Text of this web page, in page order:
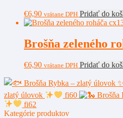
€6,90 vrátane DPH Pridať do
Brošňa zeleného
€6,90 vrátane DPH Pridať do
zlatý úlovok
fi60
fi62
Kategórie produktov